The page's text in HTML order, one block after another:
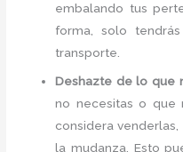
embalando tus
forma, solo
transporte.
Deshazte de lo que
no necesitas o que
considera
la mudanza. Esto